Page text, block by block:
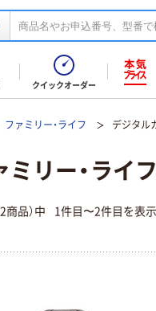
クイックオーダー
ファミリー・ライフ デジタル
ミリー・ライ
商品）中 1件目〜2件目を表示